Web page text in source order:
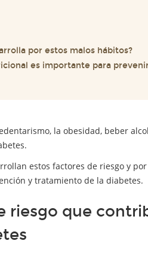
por estos malos hábitos?
es importante para
la obesidad, beber
estos factores de riesgo y
y tratamiento de la diabetes.
riesgo que